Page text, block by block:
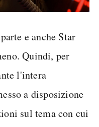
e anche Star
Quindi, per
l'intera
a disposizione
sul tema con cui